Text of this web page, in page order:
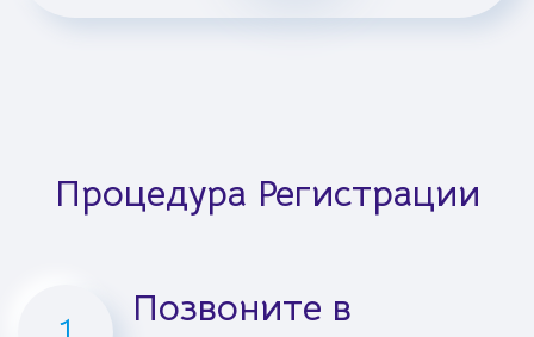
Процедура Регистрации
Позвоните в